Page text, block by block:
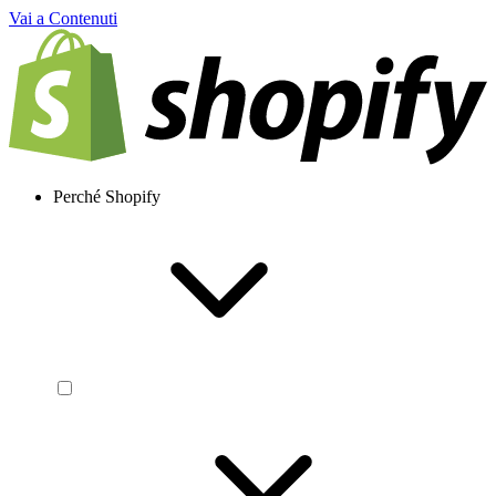
Vai a Contenuti
Perché Shopify